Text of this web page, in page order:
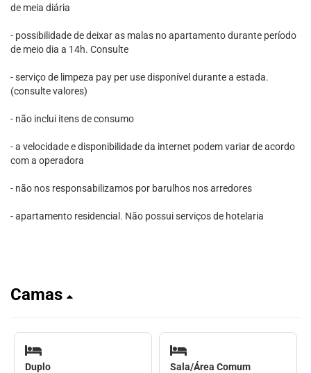
de meia diária
- possibilidade de deixar as malas no apartamento durante período
de meio dia a 14h. Consulte
- serviço de limpeza pay per use disponível durante a estada.
(consulte valores)
- não inclui itens de consumo
- a velocidade e disponibilidade da internet podem variar de acordo
com a operadora
- não nos responsabilizamos por barulhos nos arredores
- apartamento residencial. Não possui serviços de hotelaria
Camas
Duplo Sala/Área Comum